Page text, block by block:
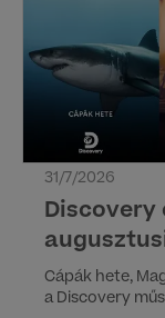
31/7/2026
Discovery
Cápák hete,
a Discovery